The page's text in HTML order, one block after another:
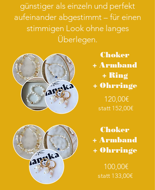
günstiger als einzeln und perfekt
aufeinander abgestimmt – für einen
stimmigen Look ohne langes
Überlegen.
Choker
+ Armband
+ Ring
+ Ohrringe
120,00€
statt 152,00€
Choker
+ Armband
+ Ohrringe
100,00€
statt 133,00€